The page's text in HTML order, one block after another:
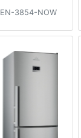
EN-3854-NOW